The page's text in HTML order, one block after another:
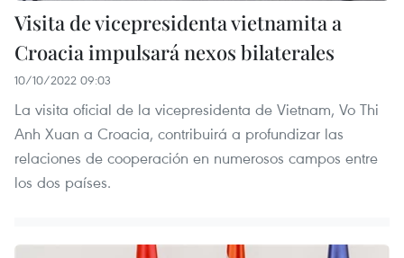
Visita de vicepresidenta vietnamita a
Croacia impulsará nexos bilaterales
10/10/2022 09:03
La visita oficial de la vicepresidenta de Vietnam, Vo Thi
Anh Xuan a Croacia, contribuirá a profundizar las
relaciones de cooperación en numerosos campos entre
los dos países.